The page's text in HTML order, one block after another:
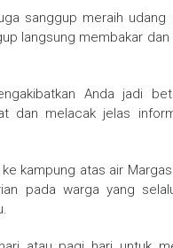
sanggup meraih
langsung membakar
Anda jadi
dan melacak jelas
kampung atas air
pada warga yang